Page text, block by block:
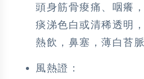
頭身筋骨痠痛、咽癢
痰涕色白或清稀透明
熱飲，鼻塞，薄白苔脈
風熱證：